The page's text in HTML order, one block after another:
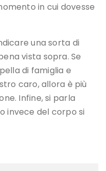
in cui dovesse
una sorta di
vista sopra. Se
di famiglia e
caro, allora è più
Infine, si parla
invece del corpo si